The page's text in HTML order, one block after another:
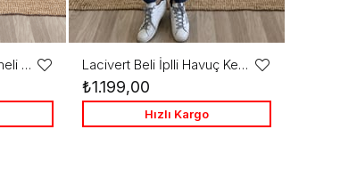
Taş Rengi Paçası Düğmeli Oys Modal Balloon Pantolon
Favorilere
Ekle
Lacivert Beli İplli Havuç Kesim Tensel Pantolon
Ekle
₺1.199,00
Hızlı Kargo